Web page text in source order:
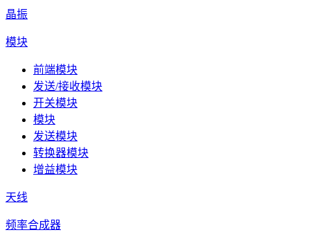
晶振
模块
前端模块
发送/接收模块
开关模块
模块
发送模块
转换器模块
增益模块
天线
频率合成器